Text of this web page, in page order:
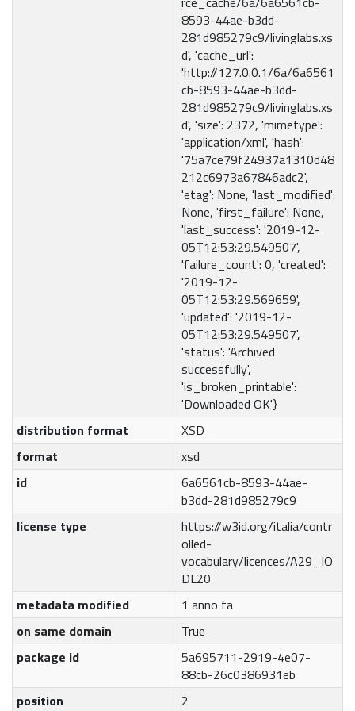
8593-44ae-b3dd-
281d985279c9/livinglabs.xs
d', 'cache_url':
'http://127.0.0.1/6a/6a6561
cb-8593-44ae-b3dd-
281d985279c9/livinglabs.xs
d', 'size': 2372, 'mimetype':
'application/xml', 'hash':
'75a7ce79f24937a1310d48
212c6973a67846adc2',
'etag': None, 'last_modified':
None, 'first_failure': None,
'last_success': '2019-12-
05T12:53:29.549507',
'failure_count': 0, 'created':
'2019-12-
05T12:53:29.569659',
'updated': '2019-12-
05T12:53:29.549507',
'status': 'Archived
successfully',
'is_broken_printable':
'Downloaded OK'}
distribution format
XSD
format
xsd
id
6a6561cb-8593-44ae-
b3dd-281d985279c9
license type
https://w3id.org/italia/contr
olled-
vocabulary/licences/A29_IO
DL20
metadata modified
1 anno fa
on same domain
True
package id
5a695711-2919-4e07-
88cb-26c0386931eb
position
2